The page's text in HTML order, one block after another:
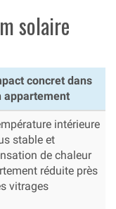
solaire
concret dans
appartement
intérieure
stable et
de chaleur
réduite près
vitrages